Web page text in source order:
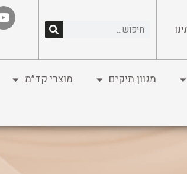
מגוון תיקים
מוצרי קד”מ